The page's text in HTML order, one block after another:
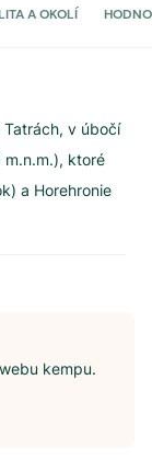
A OKOLÍ
v úbočí
m.n.m.), ktoré
a Horehronie
kempu.